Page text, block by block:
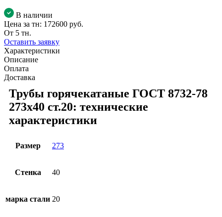
В наличии
Цена за тн: 172600 руб.
От 5 тн.
Оставить заявку
Характеристики
Описание
Оплата
Доставка
Трубы горячекатаные ГОСТ 8732-78
273x40 ст.20: технические
характеристики
Размер 273
Стенка 40
марка стали 20